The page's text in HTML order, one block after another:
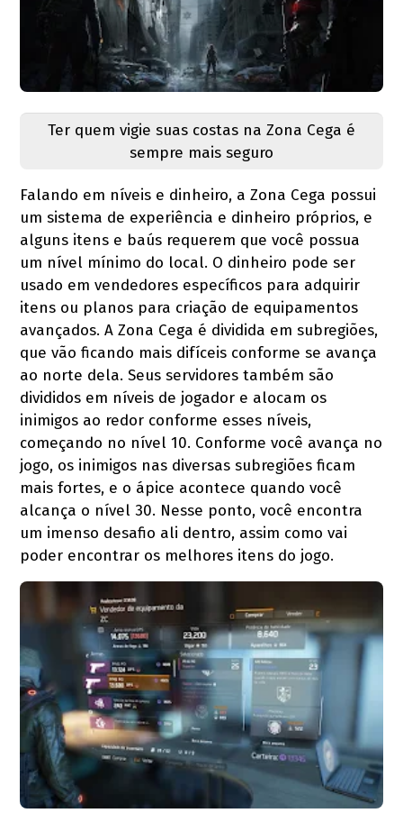
Ter quem vigie suas costas na Zona Cega é
sempre mais seguro
Falando em níveis e dinheiro, a Zona Cega possui
um sistema de experiência e dinheiro próprios, e
alguns itens e baús requerem que você possua
um nível mínimo do local. O dinheiro pode ser
usado em vendedores específicos para adquirir
itens ou planos para criação de equipamentos
avançados. A Zona Cega é dividida em subregiões,
que vão ficando mais difíceis conforme se avança
ao norte dela. Seus servidores também são
divididos em níveis de jogador e alocam os
inimigos ao redor conforme esses níveis,
começando no nível 10. Conforme você avança no
jogo, os inimigos nas diversas subregiões ficam
mais fortes, e o ápice acontece quando você
alcança o nível 30. Nesse ponto, você encontra
um imenso desafio ali dentro, assim como vai
poder encontrar os melhores itens do jogo.